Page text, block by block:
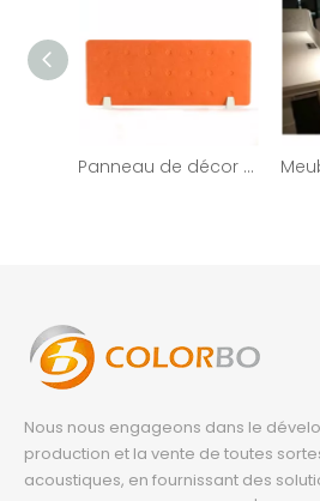
Panneau de décor d'écran PET-DS-06P d'écran de bureau insonorisant de bureau
Nous nous engageons dans le
production et la vente de toutes
acoustiques, en fournissant des